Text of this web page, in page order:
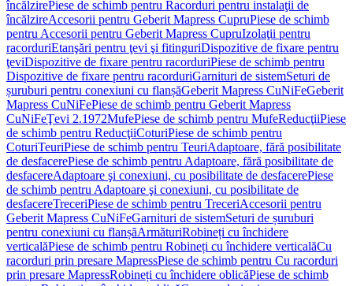
încălzirePiese de schimb pentru Racorduri pentru instalaţii de
încălzireAccesorii pentru Geberit Mapress CupruPiese de schimb
pentru Accesorii pentru Geberit Mapress CupruIzolaţii pentru
racorduriEtanşări pentru ţevi şi fitinguriDispozitive de fixare pentru
ţeviDispozitive de fixare pentru racorduriPiese de schimb pentru
Dispozitive de fixare pentru racorduriGarnituri de sistemSeturi de
șuruburi pentru conexiuni cu flanșăGeberit Mapress CuNiFeGeberit
Mapress CuNiFePiese de schimb pentru Geberit Mapress
CuNiFeŢevi 2.1972MufePiese de schimb pentru MufeReducţiiPiese
de schimb pentru ReducţiiCoturiPiese de schimb pentru
CoturiTeuriPiese de schimb pentru TeuriAdaptoare, fără posibilitate
de desfacerePiese de schimb pentru Adaptoare, fără posibilitate de
desfacereAdaptoare şi conexiuni, cu posibilitate de desfacerePiese
de schimb pentru Adaptoare şi conexiuni, cu posibilitate de
desfacereTreceriPiese de schimb pentru TreceriAccesorii pentru
Geberit Mapress CuNiFeGarnituri de sistemSeturi de șuruburi
pentru conexiuni cu flanșăArmăturiRobineți cu închidere
verticalăPiese de schimb pentru Robineți cu închidere verticalăCu
racorduri prin presare MapressPiese de schimb pentru Cu racorduri
prin presare MapressRobineți cu închidere oblicăPiese de schimb